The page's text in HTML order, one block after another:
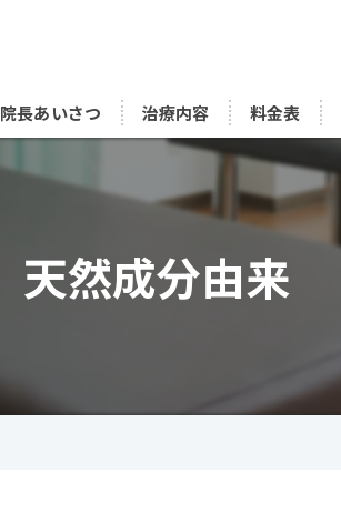
院長あいさつ 治療内容 料金表
天然成分由来